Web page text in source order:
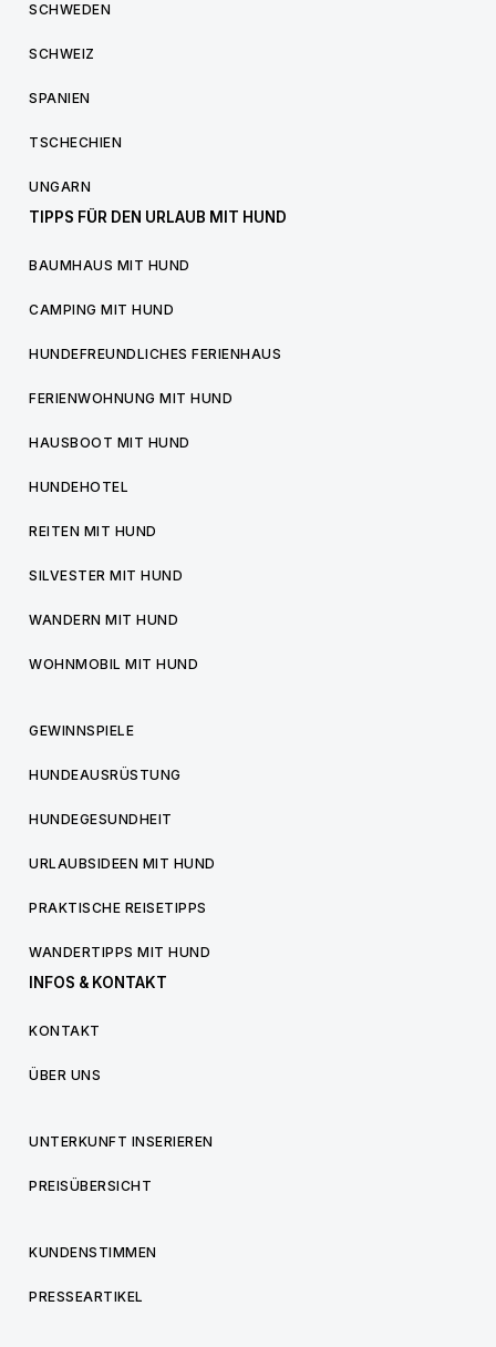
SCHWEDEN
SCHWEIZ
SPANIEN
TSCHECHIEN
UNGARN
TIPPS FÜR DEN URLAUB MIT HUND
BAUMHAUS MIT HUND
CAMPING MIT HUND
HUNDEFREUNDLICHES FERIENHAUS
FERIENWOHNUNG MIT HUND
HAUSBOOT MIT HUND
HUNDEHOTEL
REITEN MIT HUND
SILVESTER MIT HUND
WANDERN MIT HUND
WOHNMOBIL MIT HUND
GEWINNSPIELE
HUNDEAUSRÜSTUNG
HUNDEGESUNDHEIT
URLAUBSIDEEN MIT HUND
PRAKTISCHE REISETIPPS
WANDERTIPPS MIT HUND
INFOS & KONTAKT
KONTAKT
ÜBER UNS
UNTERKUNFT INSERIEREN
PREISÜBERSICHT
KUNDENSTIMMEN
PRESSEARTIKEL